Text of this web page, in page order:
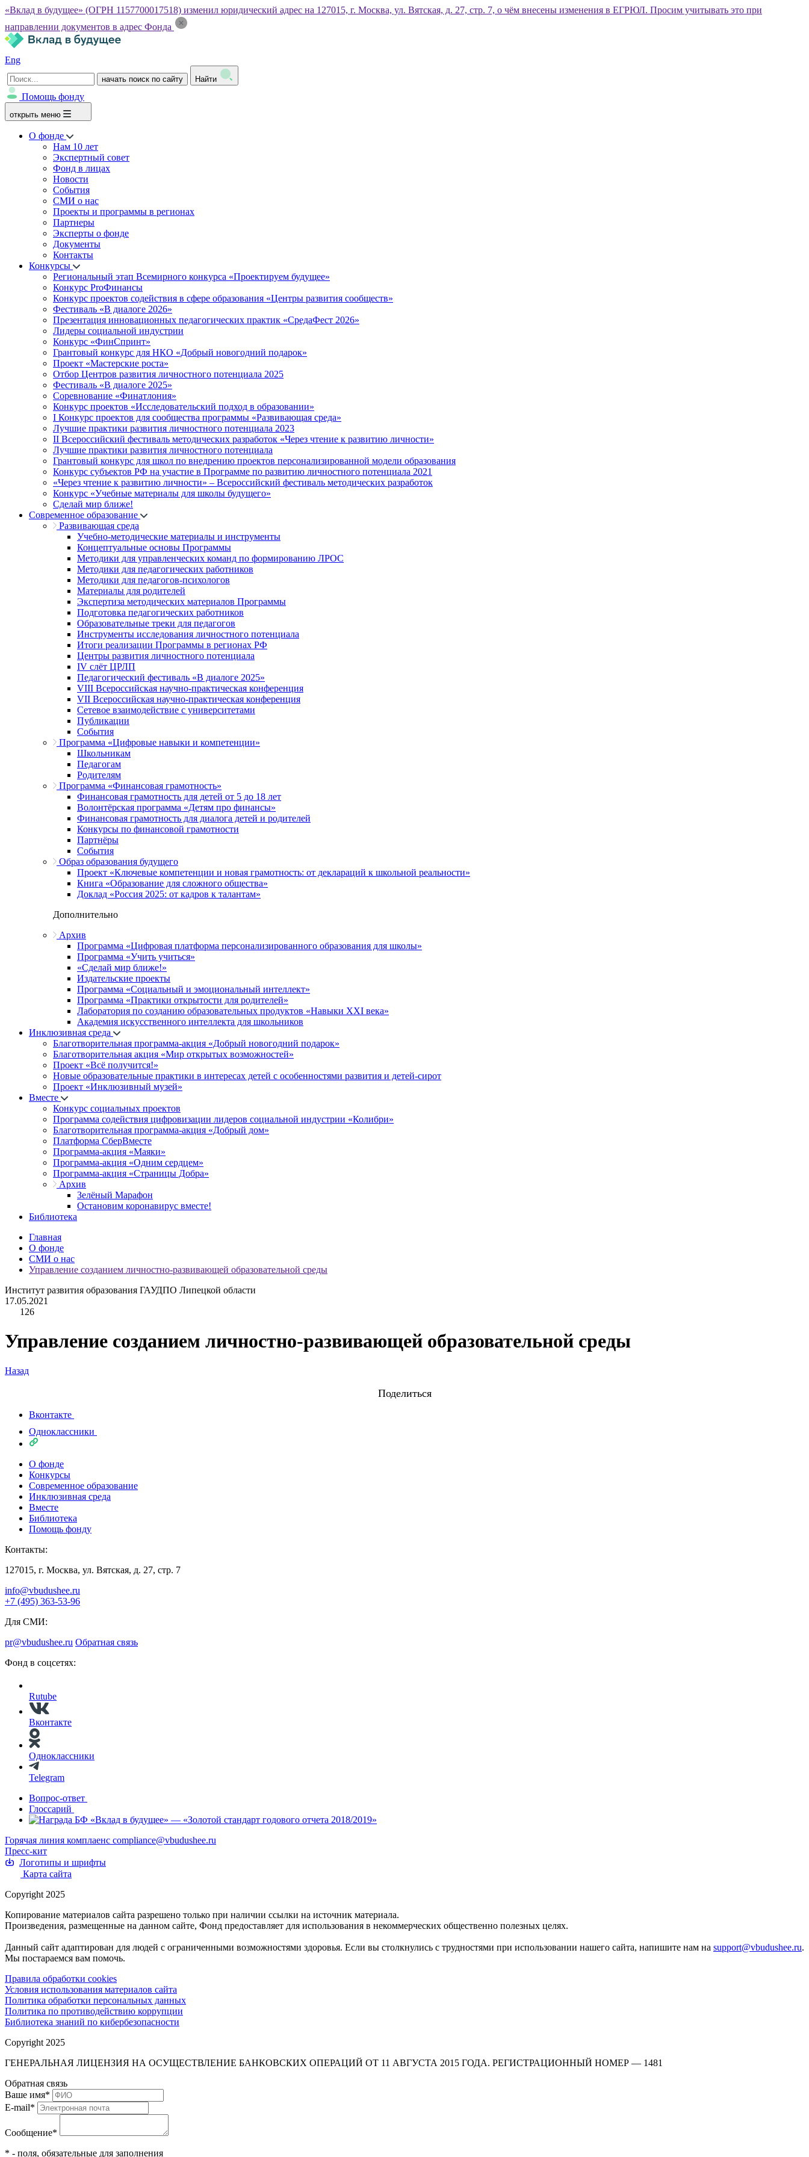
«Вклад в будущее» (ОГРН 1157700017518) изменил юридический адрес на 127015, г. Москва, ул. Вятская, д. 27, стр. 7, о чём внесены изменения в ЕГРЮЛ. Просим учитывать это при
направлении документов в адрес Фонда
Eng
начать поиск по сайту Найти
Помощь фонду
открыть меню
О фонде
Нам 10 лет
Экспертный совет
Фонд в лицах
Новости
События
СМИ о нас
Проекты и программы в регионах
Партнеры
Эксперты о фонде
Документы
Контакты
Конкурсы
Региональный этап Всемирного конкурса «Проектируем будущее»
Конкурс ProФинансы
Конкурс проектов содействия в сфере образования «Центры развития сообществ»
Фестиваль «В диалоге 2026»
Презентация инновационных педагогических практик «СредаФест 2026»
Лидеры социальной индустрии
Конкурс «ФинСпринт»
Грантовый конкурс для НКО «Добрый новогодний подарок»
Проект «Мастерские роста»
Отбор Центров развития личностного потенциала 2025
Фестиваль «В диалоге 2025»
Соревнование «Финатлония»
Конкурс проектов «Исследовательский подход в образовании»
I Конкурс проектов для сообщества программы «Развивающая среда»
Лучшие практики развития личностного потенциала 2023
II Всероссийский фестиваль методических разработок «Через чтение к развитию личности»
Лучшие практики развития личностного потенциала
Грантовый конкурс для школ по внедрению проектов персонализированной модели образования
Конкурс субъектов РФ на участие в Программе по развитию личностного потенциала 2021
«Через чтение к развитию личности» – Всероссийский фестиваль методических разработок
Конкурс «Учебные материалы для школы будущего»
Сделай мир ближе!
Современное образование
Развивающая среда
Учебно-методические материалы и инструменты
Концептуальные основы Программы
Методики для управленческих команд по формированию ЛРОС
Методики для педагогических работников
Методики для педагогов-психологов
Материалы для родителей
Экспертиза методических материалов Программы
Подготовка педагогических работников
Образовательные треки для педагогов
Инструменты исследования личностного потенциала
Итоги реализации Программы в регионах РФ
Центры развития личностного потенциала
IV слёт ЦРЛП
Педагогический фестиваль «В диалоге 2025»
VIII Всероссийская научно-практическая конференция
VII Всероссийская научно-практическая конференция
Сетевое взаимодействие с университетами
Публикации
События
Программа «Цифровые навыки и компетенции»
Школьникам
Педагогам
Родителям
Программа «Финансовая грамотность»
Финансовая грамотность для детей от 5 до 18 лет
Волонтёрская программа «Детям про финансы»
Финансовая грамотность для диалога детей и родителей
Конкурсы по финансовой грамотности
Партнёры
События
Образ образования будущего
Проект «Ключевые компетенции и новая грамотность: от деклараций к школьной реальности»
Книга «Образование для сложного общества»
Доклад «Россия 2025: от кадров к талантам»
Дополнительно
Архив
Программа «Цифровая платформа персонализированного образования для школы»
Программа «Учить учиться»
«Сделай мир ближе!»
Издательские проекты
Программа «Социальный и эмоциональный интеллект»
Программа «Практики открытости для родителей»
Лаборатория по созданию образовательных продуктов «Навыки XXI века»
Академия искусственного интеллекта для школьников
Инклюзивная среда
Благотворительная программа-акция «Добрый новогодний подарок»
Благотворительная акция «Мир открытых возможностей»
Проект «Всё получится!»
Новые образовательные практики в интересах детей с особенностями развития и детей-сирот
Проект «Инклюзивный музей»
Вместе
Конкурс социальных проектов
Программа содействия цифровизации лидеров социальной индустрии «Колибри»
Благотворительная программа-акция «Добрый дом»
Платформа СберВместе
Программа-акция «Маяки»
Программа-акция «Одним сердцем»
Программа-акция «Страницы Добра»
Архив
Зелёный Марафон
Остановим коронавирус вместе!
Библиотека
Главная
О фонде
СМИ о нас
Управление созданием личностно-развивающей образовательной среды
Институт развития образования ГАУДПО Липецкой области
17.05.2021
126
Управление созданием личностно-развивающей образовательной среды
Назад
Поделиться
Вконтакте
Одноклассники
О фонде
Конкурсы
Современное образование
Инклюзивная среда
Вместе
Библиотека
Помощь фонду
Контакты:
127015, г. Москва, ул. Вятская, д. 27, стр. 7
info@vbudushee.ru
+7 (495) 363-53-96
Для СМИ:
pr@vbudushee.ru Обратная связь
Фонд в соцсетях:
Rutube
Вконтакте
Одноклассники
Telegram
Вопрос-ответ
Глоссарий
Горячая линия комплаенс compliance@vbudushee.ru
Пресс-кит
Логотипы и шрифты
Карта сайта
Copyright 2025
Копирование материалов сайта разрешено только при наличии ссылки на источник материала.
Произведения, размещенные на данном сайте, Фонд предоставляет для использования в некоммерческих общественно полезных целях.
Данный сайт адаптирован для людей с ограниченными возможностями здоровья. Если вы столкнулись с трудностями при использовании нашего сайта, напишите нам на support@vbudushee.ru.
Мы постараемся вам помочь.
Правила обработки cookies
Условия использования материалов сайта
Политика обработки персональных данных
Политика по противодействию коррупции
Библиотека знаний по кибербезопасности
Copyright 2025
ГЕНЕРАЛЬНАЯ ЛИЦЕНЗИЯ НА ОСУЩЕСТВЛЕНИЕ БАНКОВСКИХ ОПЕРАЦИЙ ОТ 11 АВГУСТА 2015 ГОДА. РЕГИСТРАЦИОННЫЙ НОМЕР — 1481
Обратная связь
Ваше имя*
E-mail*
Сообщение*
* - поля, обязательные для заполнения